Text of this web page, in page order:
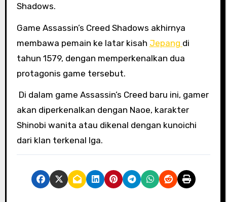
Shadows.
Game Assassin’s Creed Shadows akhirnya
membawa pemain ke latar kisah Jepang di
tahun 1579, dengan memperkenalkan dua
protagonis game tersebut.
Di dalam game Assassin’s Creed baru ini, gamer
akan diperkenalkan dengan Naoe, karakter
Shinobi wanita atau dikenal dengan kunoichi
dari klan terkenal Iga.